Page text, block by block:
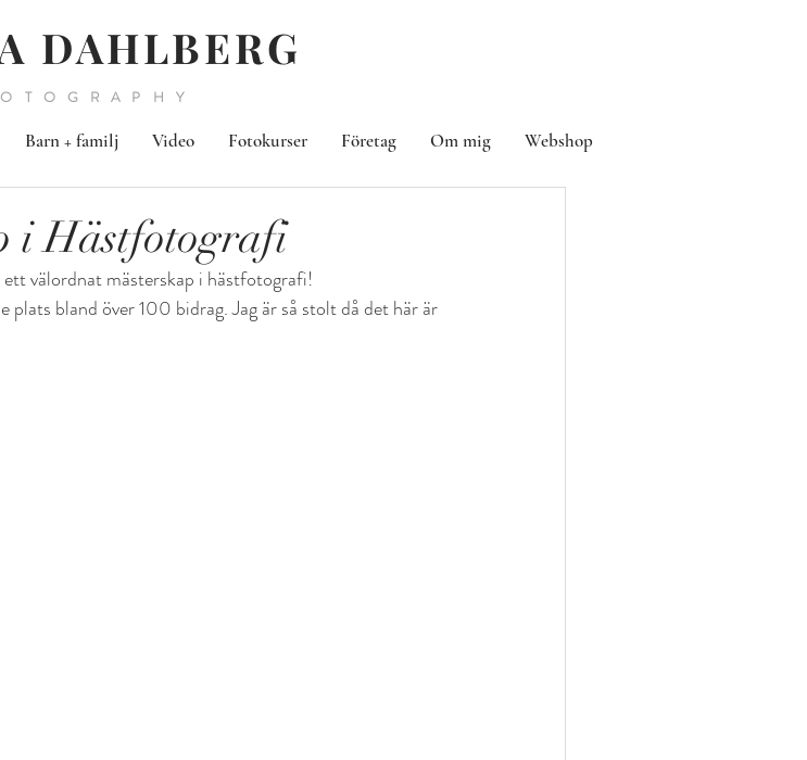
DAHLBERG
Barn + familj Video Fotokurser Företag Om mig Webshop
i Hästfotografi
välordnat mästerskap i hästfotografi!
plats bland över 100 bidrag. Jag är så stolt då det här är